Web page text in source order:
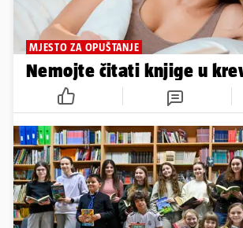
MJESTO ZA OPUŠTANJE
Nemojte čitati knjige u